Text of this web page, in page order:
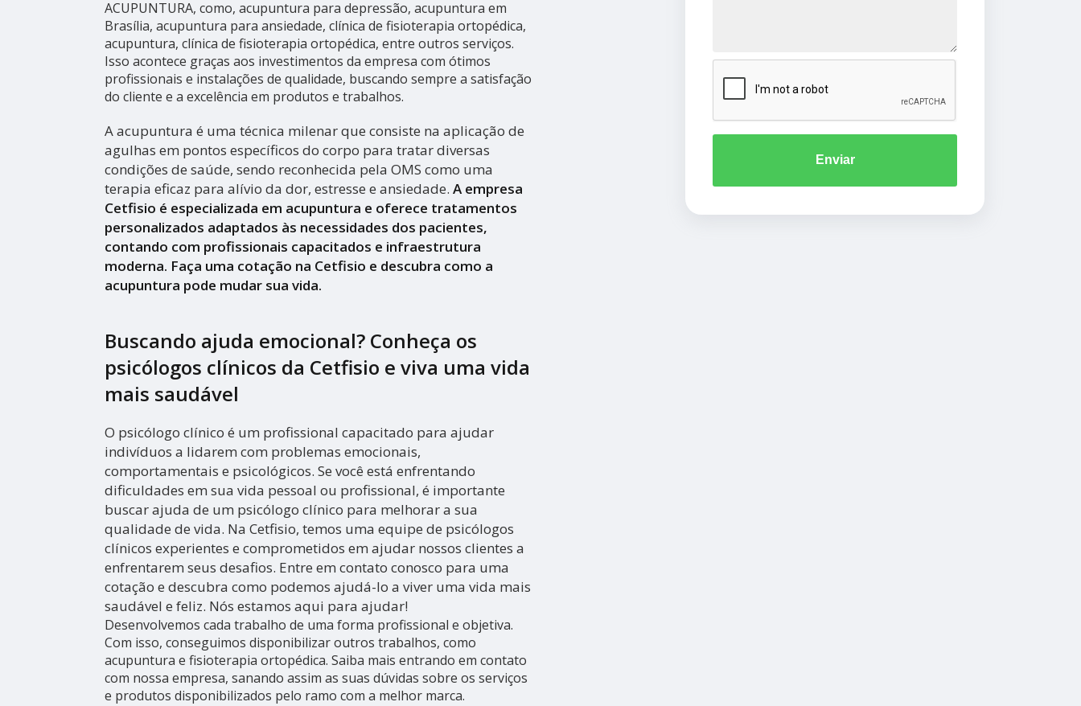
ACUPUNTURA, como, acupuntura para depressão, acupuntura em
Brasília, acupuntura para ansiedade, clínica de fisioterapia ortopédica,
acupuntura, clínica de fisioterapia ortopédica, entre outros serviços.
Isso acontece graças aos investimentos da empresa com ótimos
profissionais e instalações de qualidade, buscando sempre a satisfação
do cliente e a excelência em produtos e trabalhos.
A acupuntura é uma técnica milenar que consiste na aplicação de
agulhas em pontos específicos do corpo para tratar diversas
condições de saúde, sendo reconhecida pela OMS como uma
terapia eficaz para alívio da dor, estresse e ansiedade. A empresa
Cetfisio é especializada em acupuntura e oferece tratamentos
personalizados adaptados às necessidades dos pacientes,
contando com profissionais capacitados e infraestrutura
moderna. Faça uma cotação na Cetfisio e descubra como a
acupuntura pode mudar sua vida.
Buscando ajuda emocional? Conheça os
psicólogos clínicos da Cetfisio e viva uma vida
mais saudável
O psicólogo clínico é um profissional capacitado para ajudar
indivíduos a lidarem com problemas emocionais,
comportamentais e psicológicos. Se você está enfrentando
dificuldades em sua vida pessoal ou profissional, é importante
buscar ajuda de um psicólogo clínico para melhorar a sua
qualidade de vida. Na Cetfisio, temos uma equipe de psicólogos
clínicos experientes e comprometidos em ajudar nossos clientes a
enfrentarem seus desafios. Entre em contato conosco para uma
cotação e descubra como podemos ajudá-lo a viver uma vida mais
saudável e feliz. Nós estamos aqui para ajudar!
Desenvolvemos cada trabalho de uma forma profissional e objetiva.
Com isso, conseguimos disponibilizar outros trabalhos, como
acupuntura e fisioterapia ortopédica. Saiba mais entrando em contato
com nossa empresa, sanando assim as suas dúvidas sobre os serviços
e produtos disponibilizados pelo ramo com a melhor marca.
Enviar